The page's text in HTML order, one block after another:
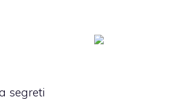
segreti